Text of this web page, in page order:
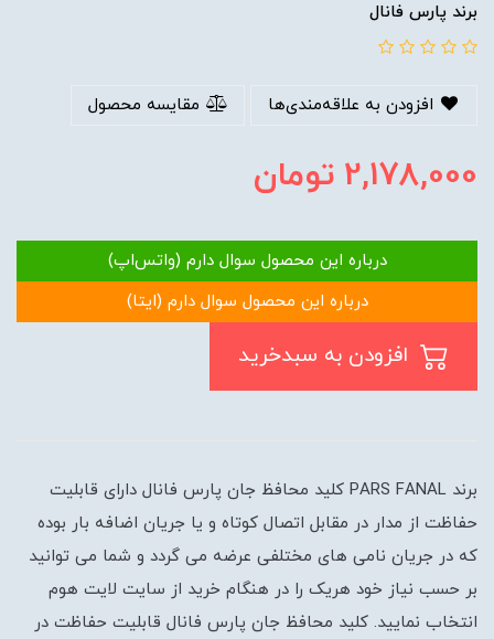
برند پارس فانال
افزودن به علاقه‌مندی‌ها مقایسه محصول
2,178,000تومان
درباره این محصول سوال دارم (واتس‌اپ)
درباره این محصول سوال دارم (ایتا)
برند PARS FANAL کلید محافظ جان پارس فانال دارای قابلیت
حفاظت از مدار در مقابل اتصال کوتاه و یا جریان اضافه بار بوده
که در جریان نامی های مختلفی عرضه می گردد و شما می توانید
بر حسب نیاز خود هریک را در هنگام خرید از سایت لایت هوم
انتخاب نمایید. کلید محافظ جان پارس فانال قابلیت حفاظت در